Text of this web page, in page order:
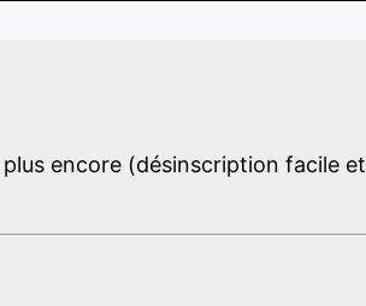
encore (désinscription facile